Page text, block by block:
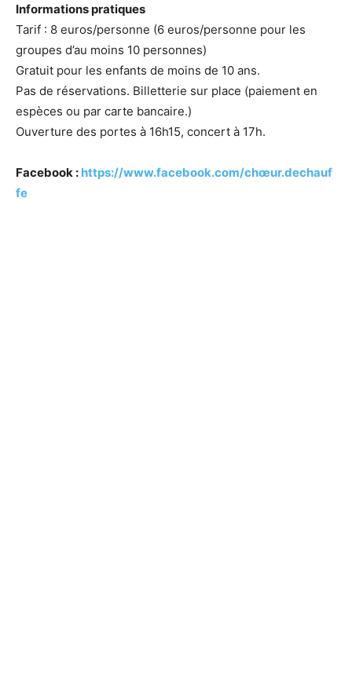
Informations pratiques
Tarif : 8 euros/personne (6 euros/personne pour les
groupes d’au moins 10 personnes)
Gratuit pour les enfants de moins de 10 ans.
Pas de réservations. Billetterie sur place (paiement en
espèces ou par carte bancaire.)
Ouverture des portes à 16h15, concert à 17h.
Facebook : https://www.facebook.com/chœur.dechauf
fe